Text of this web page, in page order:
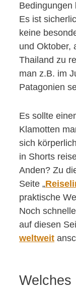
Bedingungen
Es ist
keine
und Oktober,
Thailand zu
man z.B. im
Patagonien
Es sollte
Klamotten
sich
in Shorts
Anden? Zu
Seite „
praktische
Noch
auf diesen
weltweit
Welches